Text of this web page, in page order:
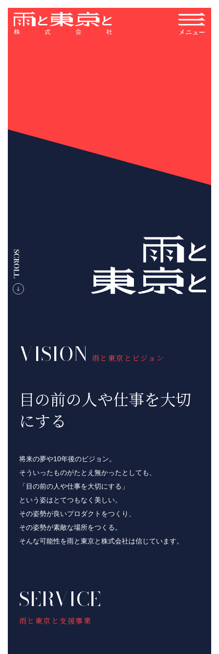
VISION 雨と東京とビジョン
目の前の人や仕事を大切
にする
将来の夢や10年後のビジョン。
そういったものがたとえ無かったとしても、
「目の前の人や仕事を大切にする」
という姿はとてつもなく美しい。
その姿勢が良いプロダクトをつくり、
その姿勢が素敵な場所をつくる。
そんな可能性を雨と東京と株式会社は信じています。
SERVICE
雨と東京と支援事業